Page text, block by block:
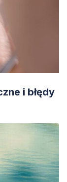
i błędy